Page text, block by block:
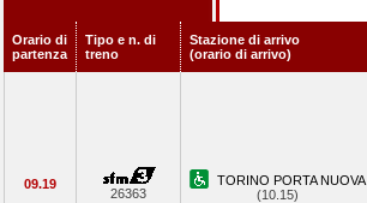
Orario di
partenza
Tipo e n. di
treno
Stazione di arrivo
(orario di arrivo)
09.19
26363
TORINO PORTA NUOVA
(10.15)